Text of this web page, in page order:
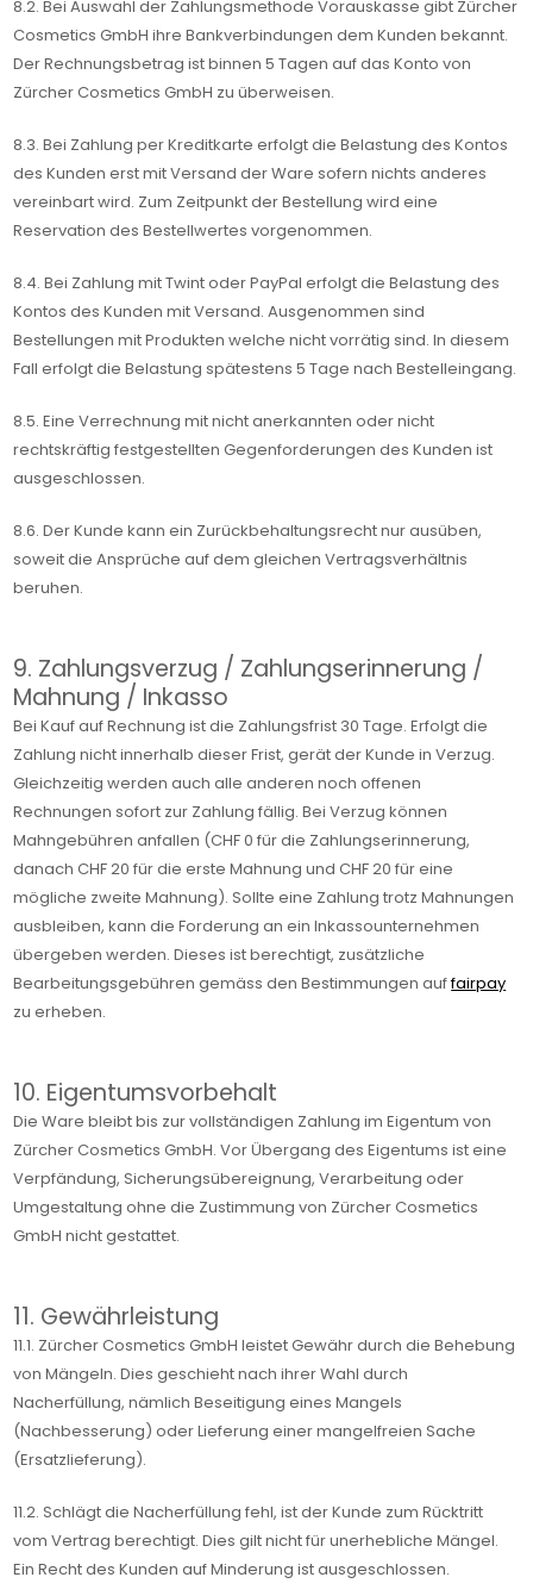
8.2. Bei Auswahl der Zahlungsmethode Vorauskasse gibt Zürcher
Cosmetics GmbH ihre Bankverbindungen dem Kunden bekannt.
Der Rechnungsbetrag ist binnen 5 Tagen auf das Konto von
Zürcher Cosmetics GmbH zu überweisen.
8.3. Bei Zahlung per Kreditkarte erfolgt die Belastung des Kontos
des Kunden erst mit Versand der Ware sofern nichts anderes
vereinbart wird. Zum Zeitpunkt der Bestellung wird eine
Reservation des Bestellwertes vorgenommen.
8.4. Bei Zahlung mit Twint oder PayPal erfolgt die Belastung des
Kontos des Kunden mit Versand. Ausgenommen sind
Bestellungen mit Produkten welche nicht vorrätig sind. In diesem
Fall erfolgt die Belastung spätestens 5 Tage nach Bestelleingang.
8.5. Eine Verrechnung mit nicht anerkannten oder nicht
rechtskräftig festgestellten Gegenforderungen des Kunden ist
ausgeschlossen.
8.6. Der Kunde kann ein Zurückbehaltungsrecht nur ausüben,
soweit die Ansprüche auf dem gleichen Vertragsverhältnis
beruhen.
9. Zahlungsverzug / Zahlungserinnerung /
Mahnung / Inkasso
Bei Kauf auf Rechnung ist die Zahlungsfrist 30 Tage. Erfolgt die
Zahlung nicht innerhalb dieser Frist, gerät der Kunde in Verzug.
Gleichzeitig werden auch alle anderen noch offenen
Rechnungen sofort zur Zahlung fällig. Bei Verzug können
Mahngebühren anfallen (CHF 0 für die Zahlungserinnerung,
danach CHF 20 für die erste Mahnung und CHF 20 für eine
mögliche zweite Mahnung). Sollte eine Zahlung trotz Mahnungen
ausbleiben, kann die Forderung an ein Inkassounternehmen
übergeben werden. Dieses ist berechtigt, zusätzliche
Bearbeitungsgebühren gemäss den Bestimmungen auffairpay
zu erheben.
10. Eigentumsvorbehalt
Die Ware bleibt bis zur vollständigen Zahlung im Eigentum von
Zürcher Cosmetics GmbH. Vor Übergang des Eigentums ist eine
Verpfändung, Sicherungsübereignung, Verarbeitung oder
Umgestaltung ohne die Zustimmung von Zürcher Cosmetics
GmbH nicht gestattet.
11. Gewährleistung
11.1. Zürcher Cosmetics GmbH leistet Gewähr durch die Behebung
von Mängeln. Dies geschieht nach ihrer Wahl durch
Nacherfüllung, nämlich Beseitigung eines Mangels
(Nachbesserung) oder Lieferung einer mangelfreien Sache
(Ersatzlieferung).
11.2. Schlägt die Nacherfüllung fehl, ist der Kunde zum Rücktritt
vom Vertrag berechtigt. Dies gilt nicht für unerhebliche Mängel.
Ein Recht des Kunden auf Minderung ist ausgeschlossen.